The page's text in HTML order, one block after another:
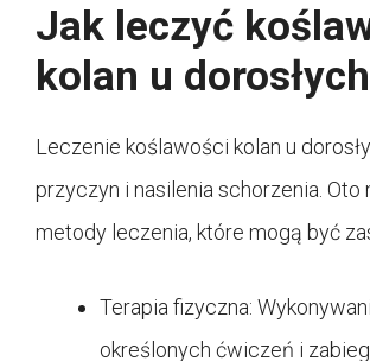
Jak leczyć
kolan u
Leczenie koślawości kolan u
przyczyn i nasilenia schorzenia. Oto
metody leczenia, które mogą być
Terapia fizyczna:
określonych ćwiczeń i